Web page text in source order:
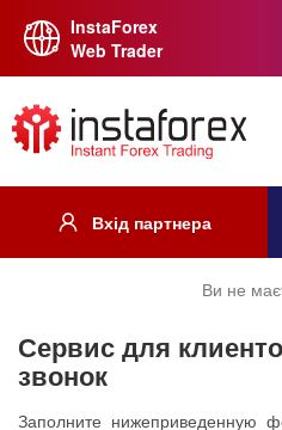
InstaForex
Web Trader
Вхід партнера
Ви не
Сервис для
звонок
Заполните нижеприведенную